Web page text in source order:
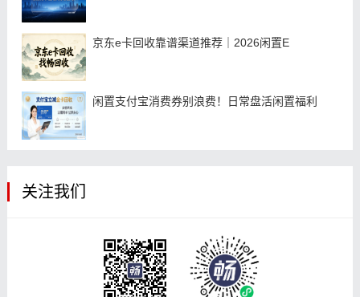
京东e卡回收靠谱渠道推荐｜2026闲置E
闲置支付宝消费券别浪费！日常盘活闲置福利
关注我们